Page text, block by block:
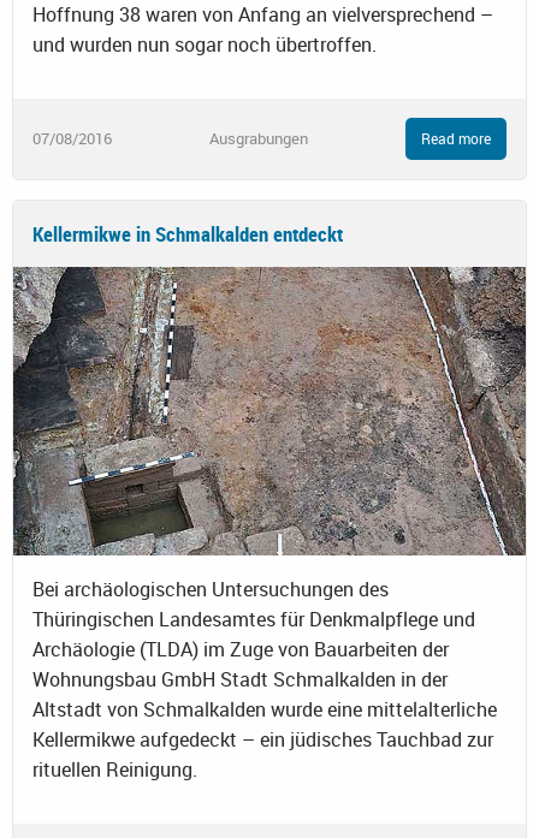
Hoffnung 38 waren von Anfang an vielversprechend –
und wurden nun sogar noch übertroffen.
07/08/2016 Ausgrabungen Read more
Kellermikwe in Schmalkalden entdeckt
Bei archäologischen Untersuchungen des
Thüringischen Landesamtes für Denkmalpflege und
Archäologie (TLDA) im Zuge von Bauarbeiten der
Wohnungsbau GmbH Stadt Schmalkalden in der
Altstadt von Schmalkalden wurde eine mittelalterliche
Kellermikwe aufgedeckt – ein jüdisches Tauchbad zur
rituellen Reinigung.